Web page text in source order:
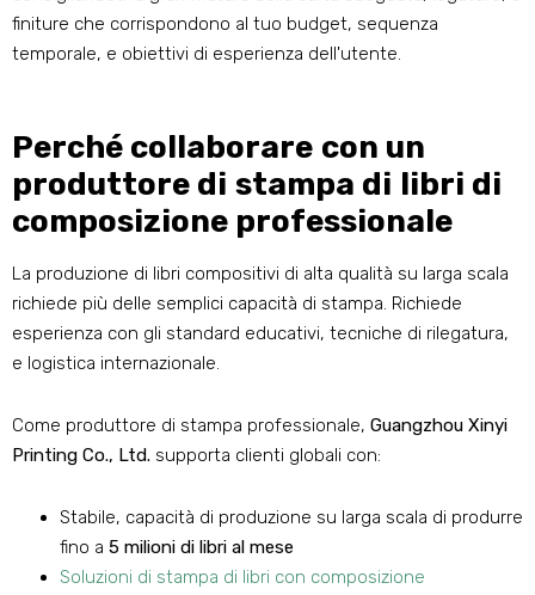
finiture che corrispondono al tuo budget, sequenza
temporale, e obiettivi di esperienza dell'utente.
Perché collaborare con un
produttore di stampa di libri di
composizione professionale
La produzione di libri compositivi di alta qualità su larga scala
richiede più delle semplici capacità di stampa. Richiede
esperienza con gli standard educativi, tecniche di rilegatura,
e logistica internazionale.
Come produttore di stampa professionale, Guangzhou Xinyi
Printing Co., Ltd. supporta clienti globali con:
Stabile, capacità di produzione su larga scala di produrre
fino a 5 milioni di libri al mese
Soluzioni di stampa di libri con composizione